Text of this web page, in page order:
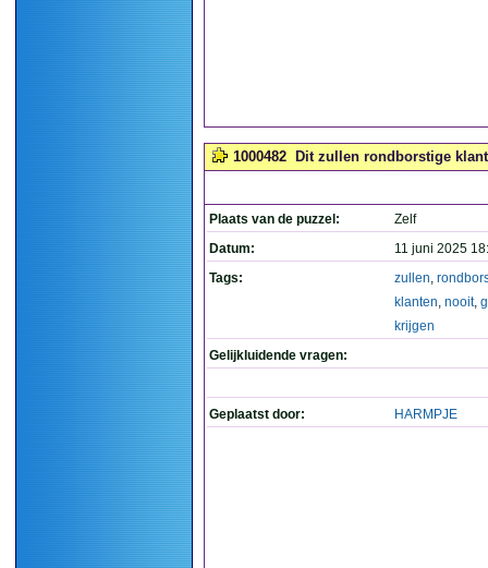
1000482 Dit zullen rondborstige
Plaats van de puzzel:
Zelf
Datum:
11 juni 2025
Tags:
zullen,
klanten, nooit,
krijgen
Gelijkluidende vragen:
Geplaatst door: HARMPJE